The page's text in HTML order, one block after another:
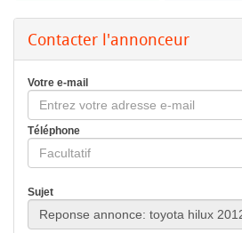
Contacter l'annonceur
Votre e-mail
Téléphone
Sujet